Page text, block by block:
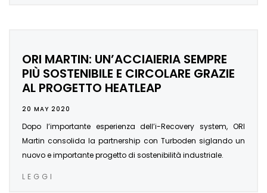
ORI MARTIN: UN’ACCIAIERIA SEMPRE
PIÙ SOSTENIBILE E CIRCOLARE GRAZIE
AL PROGETTO HEATLEAP
20 MAY 2020
Dopo l’importante esperienza dell’i-Recovery system, ORI
Martin consolida la partnership con Turboden siglando un
nuovo e importante progetto di sostenibilità industriale.
LEGGI